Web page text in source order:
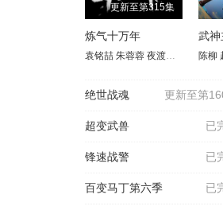
更新至第315集
炼气十万年
袁铭喆 朱蓉蓉 夜渡于野 孙睿扬
武神
陈柳
更新至第
绝世战魂
已
超变武兽
已
锋速战警
已
百变马丁第六季